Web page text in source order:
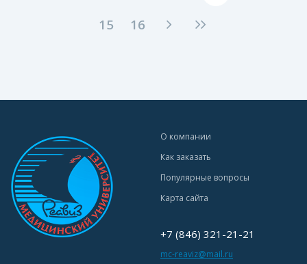
15
16
О компании
Как заказать
Популярные вопросы
Карта сайта
+7 (846) 321-21-21
mc-reaviz@mail.ru